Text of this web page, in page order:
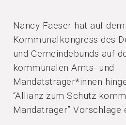
Nancy Faeser hat auf dem
Kommunalkongress des
und Gemeindebunds auf
kommunalen Amts- und
Mandatsträger*innen
“Allianz zum Schutz
Mandaträger” Vorschläge